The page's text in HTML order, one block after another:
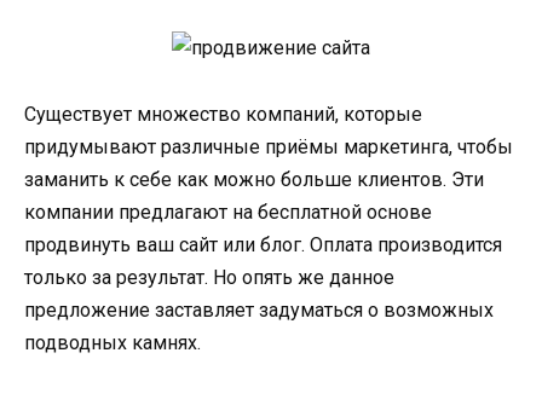
Существует множество компаний, которые
придумывают различные приёмы маркетинга, чтобы
заманить к себе как можно больше клиентов. Эти
компании предлагают на бесплатной основе
продвинуть ваш сайт или блог. Оплата производится
только за результат. Но опять же данное
предложение заставляет задуматься о возможных
подводных камнях.